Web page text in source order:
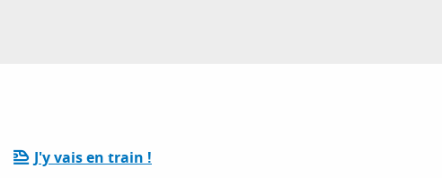
J'y vais en train !